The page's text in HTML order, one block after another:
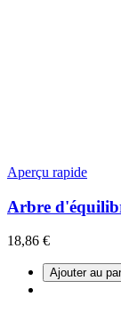
Aperçu rapide
Arbre
18,86 €
Ajouter au